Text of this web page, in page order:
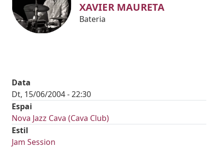
XAVIER MAURETA
Bateria
Data
Dt, 15/06/2004 - 22:30
Espai
Nova Jazz Cava (Cava Club)
Estil
Jam Session